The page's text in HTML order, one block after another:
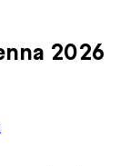
2026